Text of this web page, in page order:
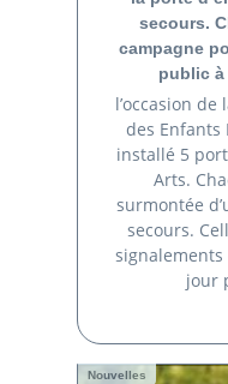
secours.
campagne
public
l’occasion
des Enfants
installé 5
Arts.
surmontée
secours.
jour
Nouvelles